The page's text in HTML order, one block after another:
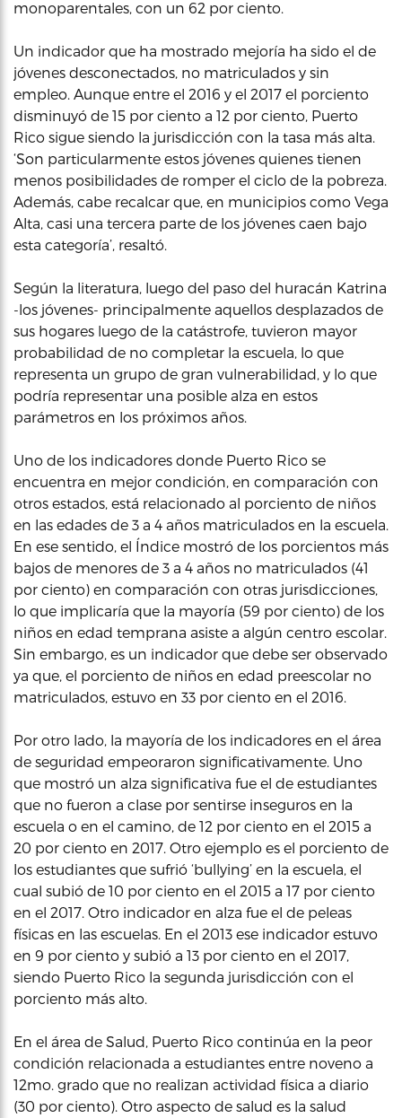
monoparentales, con un 62 por ciento.
Un indicador que ha mostrado mejoría ha sido el de
jóvenes desconectados, no matriculados y sin
empleo. Aunque entre el 2016 y el 2017 el porciento
disminuyó de 15 por ciento a 12 por ciento, Puerto
Rico sigue siendo la jurisdicción con la tasa más alta.
‘Son particularmente estos jóvenes quienes tienen
menos posibilidades de romper el ciclo de la pobreza.
Además, cabe recalcar que, en municipios como Vega
Alta, casi una tercera parte de los jóvenes caen bajo
esta categoría’, resaltó.
Según la literatura, luego del paso del huracán Katrina
-los jóvenes- principalmente aquellos desplazados de
sus hogares luego de la catástrofe, tuvieron mayor
probabilidad de no completar la escuela, lo que
representa un grupo de gran vulnerabilidad, y lo que
podría representar una posible alza en estos
parámetros en los próximos años.
Uno de los indicadores donde Puerto Rico se
encuentra en mejor condición, en comparación con
otros estados, está relacionado al porciento de niños
en las edades de 3 a 4 años matriculados en la escuela.
En ese sentido, el Índice mostró de los porcientos más
bajos de menores de 3 a 4 años no matriculados (41
por ciento) en comparación con otras jurisdicciones,
lo que implicaría que la mayoría (59 por ciento) de los
niños en edad temprana asiste a algún centro escolar.
Sin embargo, es un indicador que debe ser observado
ya que, el porciento de niños en edad preescolar no
matriculados, estuvo en 33 por ciento en el 2016.
Por otro lado, la mayoría de los indicadores en el área
de seguridad empeoraron significativamente. Uno
que mostró un alza significativa fue el de estudiantes
que no fueron a clase por sentirse inseguros en la
escuela o en el camino, de 12 por ciento en el 2015 a
20 por ciento en 2017. Otro ejemplo es el porciento de
los estudiantes que sufrió ‘bullying’ en la escuela, el
cual subió de 10 por ciento en el 2015 a 17 por ciento
en el 2017. Otro indicador en alza fue el de peleas
físicas en las escuelas. En el 2013 ese indicador estuvo
en 9 por ciento y subió a 13 por ciento en el 2017,
siendo Puerto Rico la segunda jurisdicción con el
porciento más alto.
En el área de Salud, Puerto Rico continúa en la peor
condición relacionada a estudiantes entre noveno a
12mo. grado que no realizan actividad física a diario
(30 por ciento). Otro aspecto de salud es la salud